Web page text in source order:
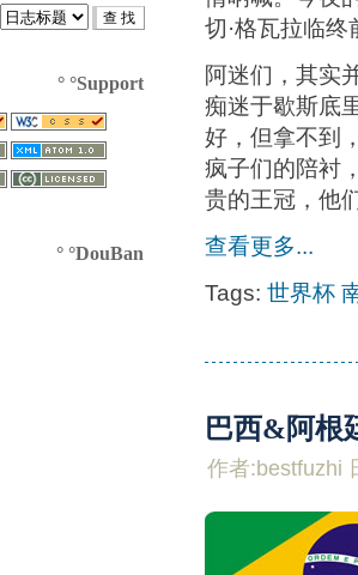
切·格瓦拉临
阿迷们，其实
痴迷于歇斯底
好，但拿不到
疯子们的陪衬
贵的王冠，他
查看更多...
Tags: 世界杯
巴西&阿根
作者:bestfuzhi
° °Support
° °DouBan